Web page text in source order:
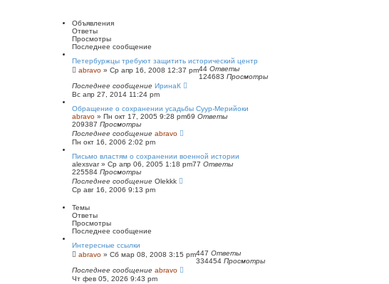
с
е
д
е
м
с
о
б
щ
е
н
и
н
ы
й
о
и
к
Объявления
Ответы
Просмотры
Последнее сообщение
Петербуржцы требуют защитить исторический центр
abravo » Ср апр 16, 2008 12:37 pm44 Ответы
124683 Просмотры
Последнее сообщение ИринаК
Вс апр 27, 2014 11:24 pm
Обращение о сохранении усадьбы Суур-Мерийоки
abravo » Пн окт 17, 2005 9:28 pm69 Ответы
209387 Просмотры
Последнее сообщение abravo
Пн окт 16, 2006 2:02 pm
Письмо властям о сохранении военной истории
alexsvar» Ср апр 06, 2005 1:18 pm77 Ответы
225584 Просмотры
Последнее сообщение Olekkk
Ср авг 16, 2006 9:13 pm
Темы
Ответы
Просмотры
Последнее сообщение
Интересные ссылки
abravo » Сб мар 08, 2008 3:15 pm447 Ответы
334454 Просмотры
Последнее сообщение abravo
Чт фев 05, 2026 9:43 pm